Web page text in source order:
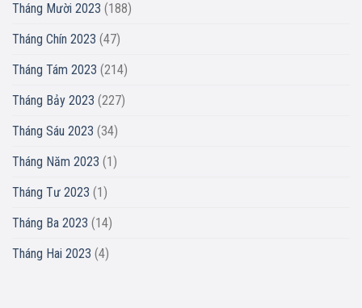
Tháng Mười 2023 (188)
Tháng Chín 2023 (47)
Tháng Tám 2023 (214)
Tháng Bảy 2023 (227)
Tháng Sáu 2023 (34)
Tháng Năm 2023 (1)
Tháng Tư 2023 (1)
Tháng Ba 2023 (14)
Tháng Hai 2023 (4)